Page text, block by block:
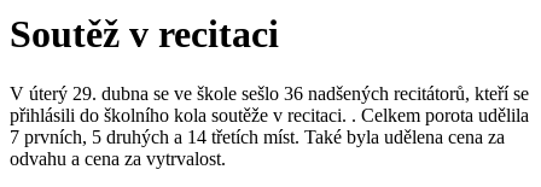
Soutěž v recitaci
V úterý 29. dubna se ve škole sešlo 36 nadšených recitátorů, kteří se
přihlásili do školního kola soutěže v recitaci. . Celkem porota udělila
7 prvních, 5 druhých a 14 třetích míst. Také byla udělena cena za
odvahu a cena za vytrvalost.